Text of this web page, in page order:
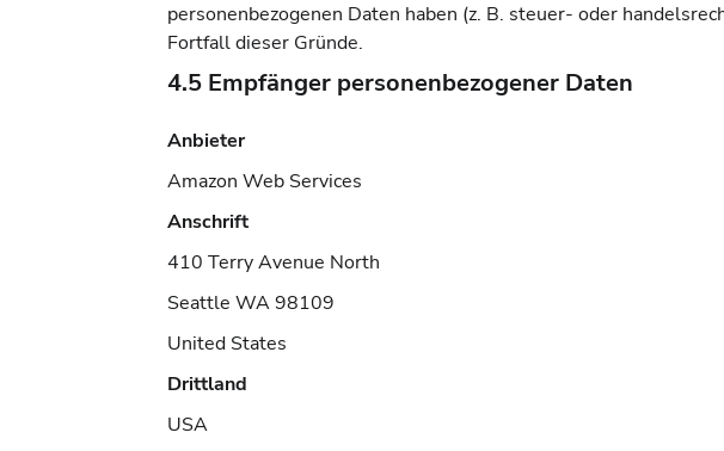
personenbezogenen Daten haben (z. B. steuer- oder
Fortfall dieser Gründe.
4.5 Empfänger personenbezogener Daten
Anbieter
Amazon Web Services
Anschrift
410 Terry Avenue North
Seattle WA 98109
United States
Drittland
USA